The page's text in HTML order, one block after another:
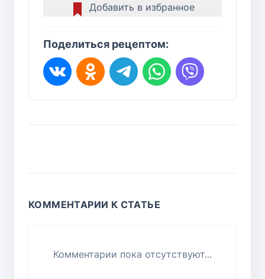
Добавить в избранное
Поделиться рецептом:
КОММЕНТАРИИ К СТАТЬЕ
Комментарии пока отсутствуют...